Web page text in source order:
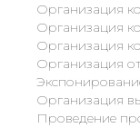
Организация
Организация
Организация
Организация
Организация
Проведение